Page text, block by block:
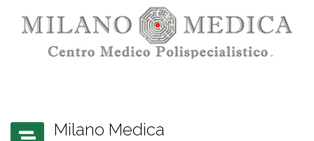
Milano Medica